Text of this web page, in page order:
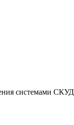
системами СКУД